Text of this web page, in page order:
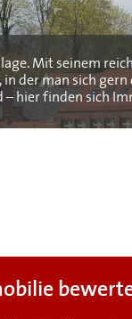
Mit seinem
der man sich
hier finden sich